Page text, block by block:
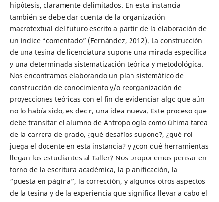
hipótesis, claramente delimitados. En esta instancia
también se debe dar cuenta de la organización
macrotextual del futuro escrito a partir de la elaboración de
un índice “comentado” (Fernández, 2012). La construcción
de una tesina de licenciatura supone una mirada específica
y una determinada sistematización teórica y metodológica.
Nos encontramos elaborando un plan sistemático de
construcción de conocimiento y/o reorganización de
proyecciones teóricas con el fin de evidenciar algo que aún
no lo había sido, es decir, una idea nueva. Este proceso que
debe transitar el alumno de Antropología como última tarea
de la carrera de grado, ¿qué desafíos supone?, ¿qué rol
juega el docente en esta instancia? y ¿con qué herramientas
llegan los estudiantes al Taller? Nos proponemos pensar en
torno de la escritura académica, la planificación, la
“puesta en página”, la corrección, y algunos otros aspectos
de la tesina y de la experiencia que significa llevar a cabo el